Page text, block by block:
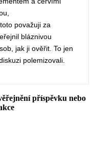
považuji za
bláznivou
jak ji ověřit. To jen
polemizovali.
příspěvku nebo